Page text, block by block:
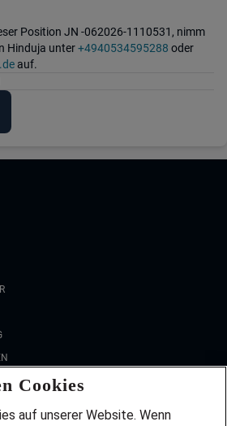
Position JN -062026-1110531, nimm
Hinduja unter+4940534595288 oder
auf.
Cookies
auf unserer Website. Wenn